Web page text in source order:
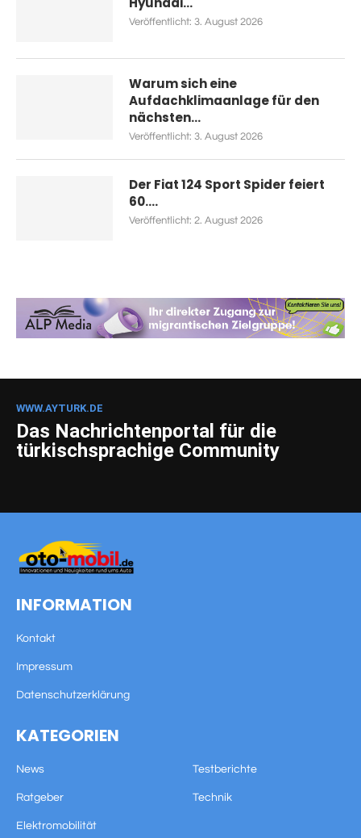
Veröffentlicht: 3. August 2026
Warum sich eine
Aufdachklimaanlage für den
nächsten...
Veröffentlicht: 3. August 2026
Der Fiat 124 Sport Spider feiert
60....
Veröffentlicht: 2. August 2026
INFORMATION
Kontakt
Impressum
Datenschutzerklärung
KATEGORIEN
News Testberichte
Ratgeber Technik
Elektromobilität
WWW.AYTURK.DE
Das Nachrichtenportal für die
türkischsprachige Community